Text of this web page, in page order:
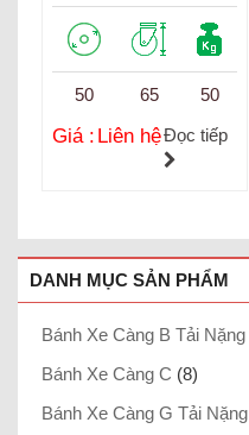
50 65 50
Giá : Liên hệĐọc tiếp
DANH MỤC SẢN PHẨM
Bánh Xe Càng B Tải Nặng
Bánh Xe Càng C (8)
Bánh Xe Càng G Tải Nặng